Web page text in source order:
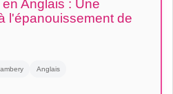
Anglais : Une
l'épanouissement de
Anglais